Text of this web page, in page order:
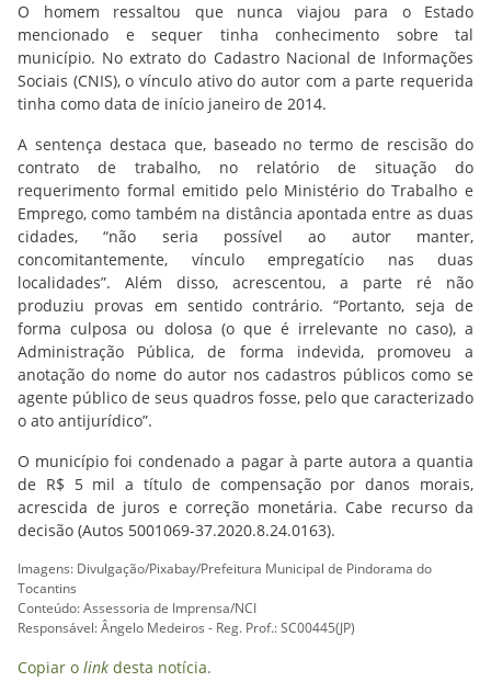
O homem ressaltou que nunca viajou para o Estado
mencionado e sequer tinha conhecimento sobre tal
município. No extrato do Cadastro Nacional de Informações
Sociais (CNIS), o vínculo ativo do autor com a parte requerida
tinha como data de início janeiro de 2014.
A sentença destaca que, baseado no termo de rescisão do
contrato de trabalho, no relatório de situação do
requerimento formal emitido pelo Ministério do Trabalho e
Emprego, como também na distância apontada entre as duas
cidades, “não seria possível ao autor manter,
concomitantemente, vínculo empregatício nas duas
localidades”. Além disso, acrescentou, a parte ré não
produziu provas em sentido contrário. “Portanto, seja de
forma culposa ou dolosa (o que é irrelevante no caso), a
Administração Pública, de forma indevida, promoveu a
anotação do nome do autor nos cadastros públicos como se
agente público de seus quadros fosse, pelo que caracterizado
o ato antijurídico”.
O município foi condenado a pagar à parte autora a quantia
de R$ 5 mil a título de compensação por danos morais,
acrescida de juros e correção monetária. Cabe recurso da
decisão (Autos 5001069-37.2020.8.24.0163).
Imagens: Divulgação/Pixabay/Prefeitura Municipal de Pindorama do
Tocantins
Conteúdo: Assessoria de Imprensa/NCI
Responsável: Ângelo Medeiros - Reg. Prof.: SC00445(JP)
Copiar o link desta notícia.